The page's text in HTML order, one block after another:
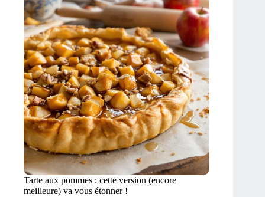
Tarte aux pommes : cette version (encore
meilleure) va vous étonner !